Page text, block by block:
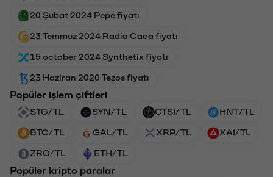
20 Şubat 2024 Pepe fiyatı
23 Temmuz 2024 Radio Caca fiyatı
15 october 2024 Synthetix fiyatı
23 Haziran 2020 Tezos fiyatı
Popüler işlem çiftleri
STG/TL SYN/TL CTSI/TL HNT/TL
BTC/TL GAL/TL XRP/TL XAI/TL
ZRO/TL ETH/TL
Popüler kripto paralar